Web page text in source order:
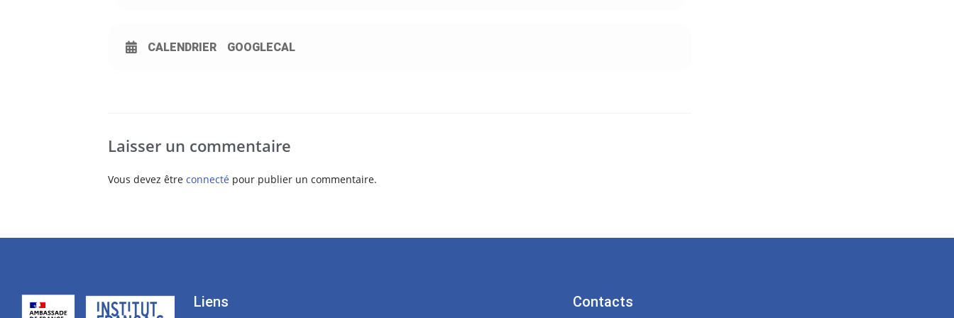
CALENDRIER GOOGLECAL
Laisser un commentaire
Vous devez être connecté pour publier un commentaire.
Liens Contacts